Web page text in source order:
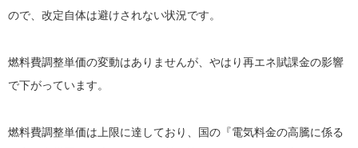
ので、改定自体は避けされない状況です。
燃料費調整単価の変動はありませんが、やはり再エネ賦課金の影響
で下がっています。
燃料費調整単価は上限に達しており、国の『電気料金の高騰に係る